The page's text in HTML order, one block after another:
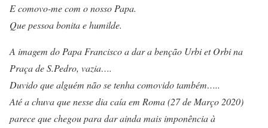
E comovo-me com o nosso Papa.
Que pessoa bonita e humilde.
A imagem do Papa Francisco a dar a benção Urbi et Orbi na
Praça de S.Pedro, vazia….
Duvido que alguém não se tenha comovido também…..
Até a chuva que nesse dia caía em Roma (27 de Março 2020)
parece que chegou para dar ainda mais imponência à